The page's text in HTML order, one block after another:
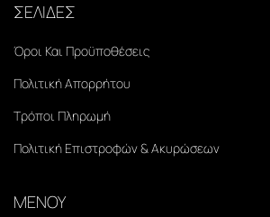
ΣΕΛΙΔΕΣ
Όροι Και Προϋποθέσεις
Πολιτική Απορρήτου
Τρόποι Πληρωμή
Πολιτική Επιστροφών & Ακυρώσεων
ΜΕΝΟΥ